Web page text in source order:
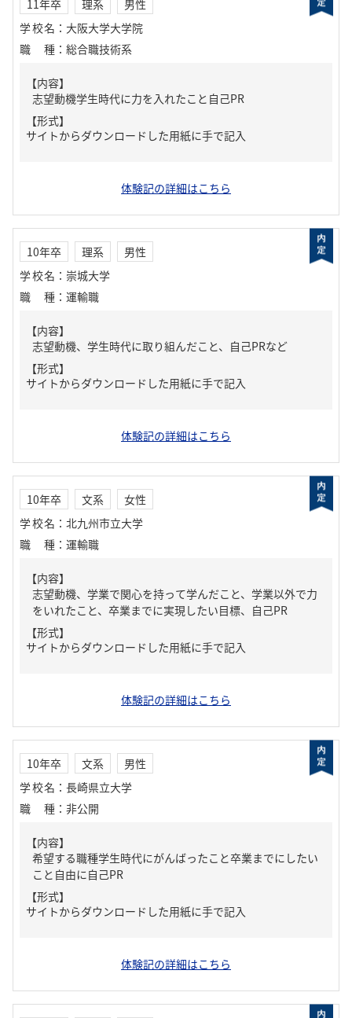
11年卒 理系
男性
学校名 ： 大阪大学大学院
職種 ： 総合職技術系
【内容】
志望動機学生時代に力を入れたこと自己PR
【形式】
サイトからダウンロードした用紙に手で記入
体験記の詳細はこちら
10年卒 理系
男性
学校名 ： 崇城大学
職種 ： 運輸職
【内容】
志望動機、学生時代に取り組んだこと、自己PRなど
【形式】
サイトからダウンロードした用紙に手で記入
体験記の詳細はこちら
10年卒 文系
女性
学校名 ： 北九州市立大学
職種 ： 運輸職
【内容】
志望動機、学業で関心を持って学んだこと、学業以外で力
をいれたこと、卒業までに実現したい目標、自己PR
【形式】
サイトからダウンロードした用紙に手で記入
体験記の詳細はこちら
10年卒 文系
男性
学校名 ： 長崎県立大学
職種 ： 非公開
【内容】
希望する職種学生時代にがんばったこと卒業までにしたい
こと自由に自己PR
【形式】
サイトからダウンロードした用紙に手で記入
体験記の詳細はこちら